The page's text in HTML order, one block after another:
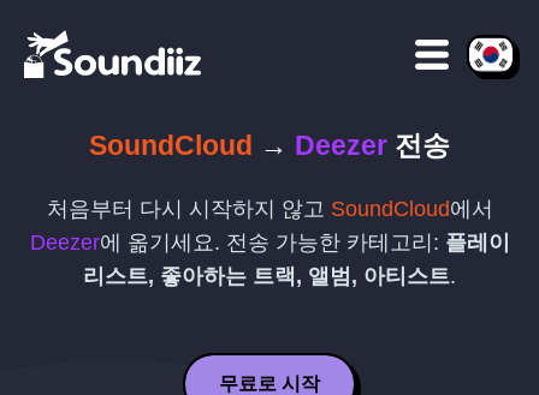
SoundCloud → Deezer 전송
처음부터 다시 시작하지 않고 SoundCloud에서
Deezer에 옮기세요. 전송 가능한 카테고리: 플레이
리스트, 좋아하는 트랙, 앨범, 아티스트.
무료로 시작